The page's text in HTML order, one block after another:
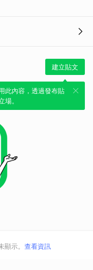
建立貼文
此內容，透過發布貼
場。
示。 查看資訊